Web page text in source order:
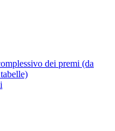
dei premi (da